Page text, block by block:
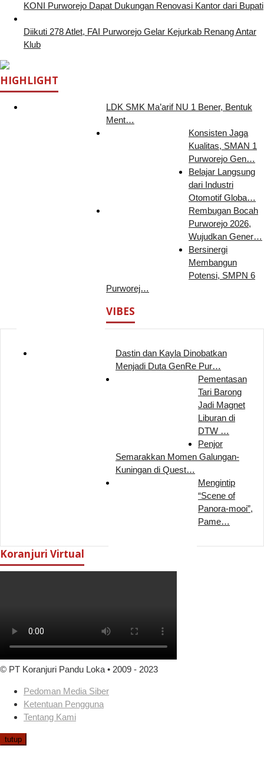
KONI Purworejo Dapat Dukungan Renovasi Kantor dari Bupati
Diikuti 278 Atlet, FAI Purworejo Gelar Kejurkab Renang Antar
Klub
HIGHLIGHT
LDK SMK Ma’arif NU 1 Bener, Bentuk
Ment…
Konsisten Jaga
Kualitas, SMAN 1
Purworejo Gen…
Belajar Langsung
dari Industri
Otomotif Globa…
Rembugan Bocah
Purworejo 2026,
Wujudkan Gener…
Bersinergi
Membangun
Potensi, SMPN 6
Purworej…
VIBES
Dastin dan Kayla Dinobatkan
Menjadi Duta GenRe Pur…
Pementasan
Tari Barong
Jadi Magnet
Liburan di
DTW …
Penjor
Semarakkan Momen Galungan-
Kuningan di Quest…
Mengintip
“Scene of
Panora-mooi”,
Pame…
Koranjuri Virtual
© PT Koranjuri Pandu Loka • 2009 - 2023
Pedoman Media Siber
Ketentuan Pengguna
Tentang Kami
tutup